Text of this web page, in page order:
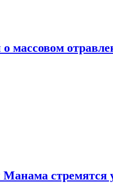
массовом
стремятся